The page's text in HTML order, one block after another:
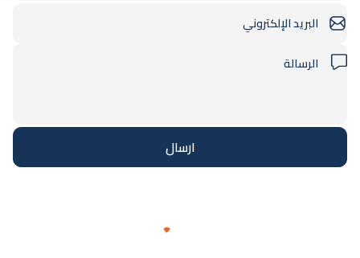
ارسال